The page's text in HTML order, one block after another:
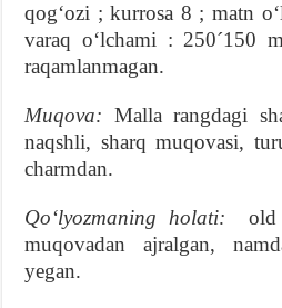
qogʻozi ; kurrosa 8 ; matn
varaq oʻlchami : 250´150
raqamlanmagan.
Muqova: Malla rangdagi
naqshli, sharq muqovasi,
charmdan.
Qoʻlyozmaning holati: old
muqovadan ajralgan,
yegan.